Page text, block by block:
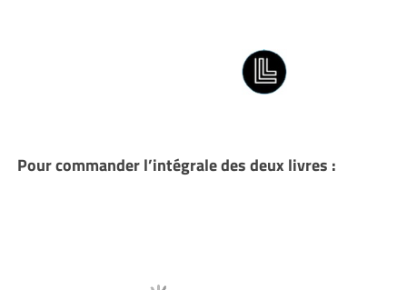
Pour commander l’intégrale des deux livres :